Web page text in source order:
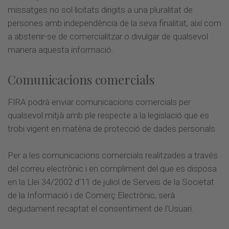
missatges no sol·licitats dirigits a una pluralitat de
persones amb independència de la seva finalitat, així com
a abstenir-se de comercialitzar o divulgar de qualsevol
manera aquesta informació.
Comunicacions comercials
FIRA podrà enviar comunicacions comercials per
qualsevol mitjà amb ple respecte a la legislació que es
trobi vigent en matèria de protecció de dades personals.
Per a les comunicacions comercials realitzades a través
del correu electrònic i en compliment del que es disposa
en la Llei 34/2002 d'11 de juliol de Serveis de la Societat
de la Informació i de Comerç Electrònic, serà
degudament recaptat el consentiment de l'Usuari.